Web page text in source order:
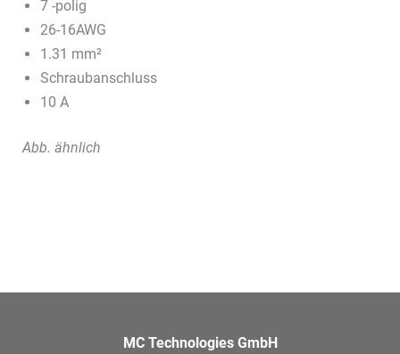
7 -polig
26-16AWG
1.31 mm²
Schraubanschluss
10 A
Abb. ähnlich
MC Technologies GmbH